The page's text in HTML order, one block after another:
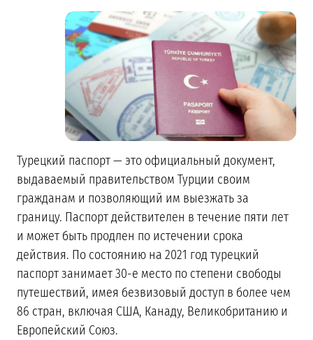
Турецкий паспорт — это официальный документ,
выдаваемый правительством Турции своим
гражданам и позволяющий им выезжать за
границу. Паспорт действителен в течение пяти лет
и может быть продлен по истечении срока
действия. По состоянию на 2021 год турецкий
паспорт занимает 30-е место по степени свободы
путешествий, имея безвизовый доступ в более чем
86 стран, включая США, Канаду, Великобританию и
Европейский Союз.